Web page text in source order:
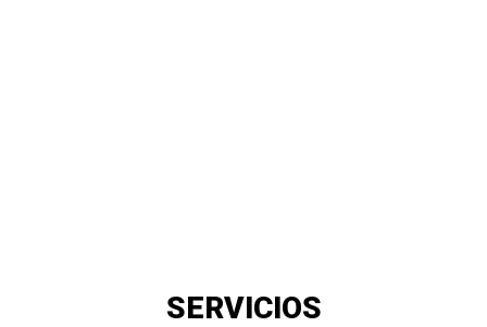
SERVICIOS